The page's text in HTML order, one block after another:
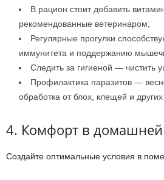
В рацион стоит добавить
рекомендованные ветеринаром;
Регулярные прогулки
иммунитета и поддержанию
Следить за гигиеной — чистить
Профилактика паразитов —
обработка от блох, клещей и других
4. Комфорт в домашней
Создайте оптимальные условия в